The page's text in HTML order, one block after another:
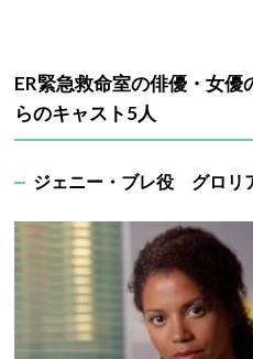
ER緊急救命室の俳優・女
らのキャスト5人
ジェニー・ブレ役 グロリ